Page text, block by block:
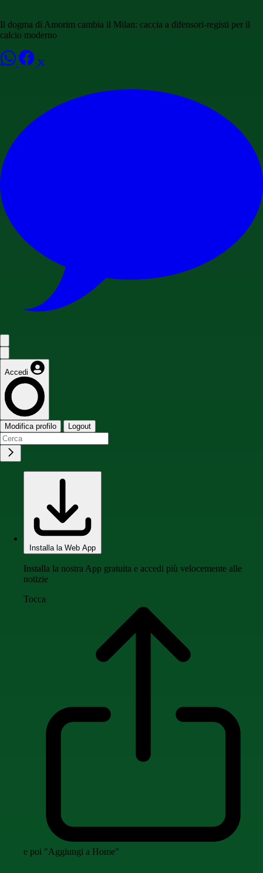
Il dogma di Amorim cambia il Milan: caccia a difensori-registi per il
calcio moderno
Accedi
Modifica profilo Logout
Installa la Web App
Installa la nostra App gratuita e accedi più velocemente alle
notizie
Tocca
e poi "Aggiungi a Home"